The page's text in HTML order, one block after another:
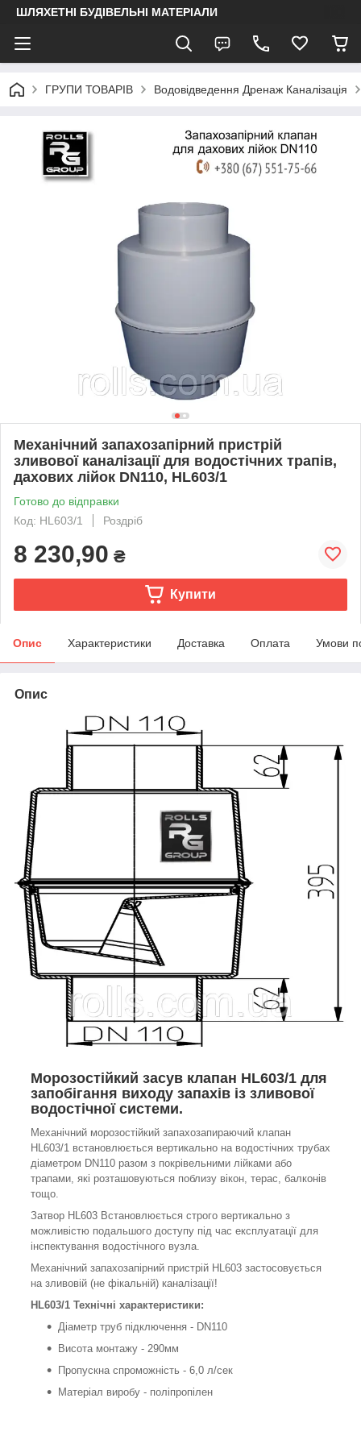
ШЛЯХЕТНІ БУДІВЕЛЬНІ МАТЕРІАЛИ
ГРУПИ ТОВАРІВ Водовідведення Дренаж Каналізація
Механічний запахозапірний пристрій
зливової каналізації для водостічних трапів,
дахових лійок DN110, HL603/1
Готово до відправки
Код: HL603/1
Роздріб
8 230,90 ₴
Купити
Опис Характеристики Доставка Оплата Умови
Опис
Морозостійкий засув клапан HL603/1 для
запобігання виходу запахів із зливової
водостічної системи.
Механічний морозостійкий запахозапираючий клапан
HL603/1 встановлюється вертикально на водостічних трубах
діаметром DN110 разом з покрівельними лійками або
трапами, які розташовуються поблизу вікон, терас, балконів
тощо.
Затвор HL603 Встановлюється строго вертикально з
можливістю подальшого доступу під час експлуатації для
інспектування водостічного вузла.
Механічний запахозапірний пристрій HL603 застосовується
на зливовій (не фікальній) каналізації!
HL603/1 Технічні характеристики:
Діаметр труб підключення - DN110
Висота монтажу - 290мм
Пропускна спроможність - 6,0 л/сек
Матерiал виробу - поліпропілен